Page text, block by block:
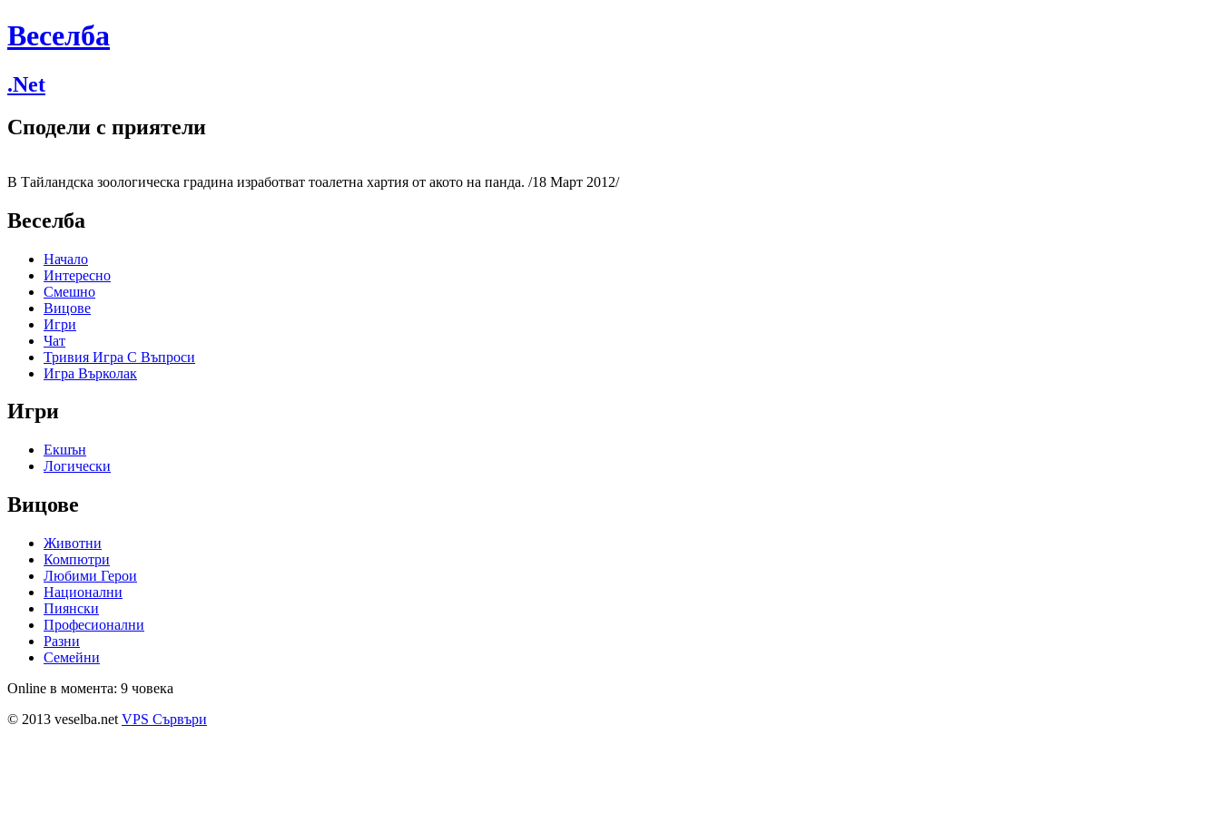
Веселба
.Net
Сподели с приятели
В Тайландска зоологическа градина изработват тоалетна хартия от акото на панда. /18 Март 2012/
Веселба
Начало
Интересно
Смешно
Вицове
Игри
Чат
Тривия Игра С Въпроси
Игра Върколак
Игри
Екшън
Логически
Вицове
Животни
Компютри
Любими Герои
Национални
Пиянски
Професионални
Разни
Семейни
Online в момента: 9 човека
© 2013 veselba.net VPS Сървъри